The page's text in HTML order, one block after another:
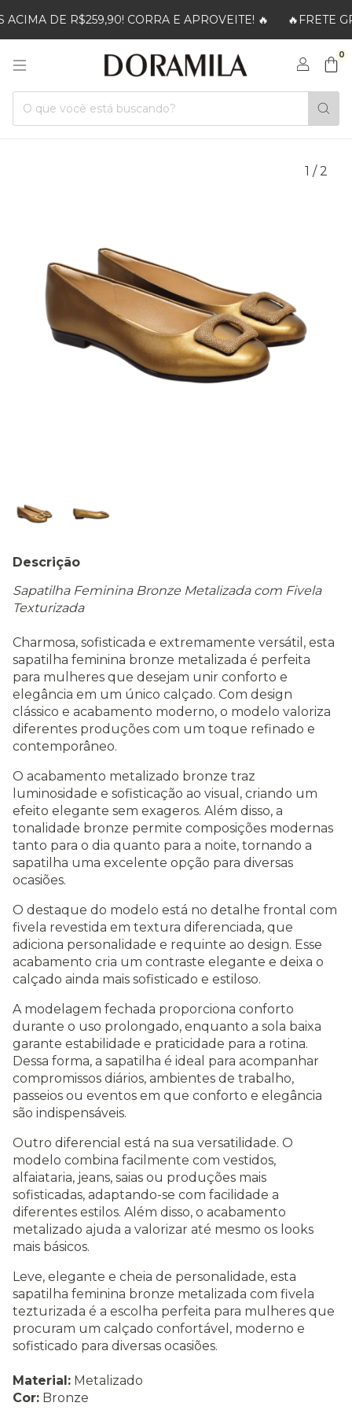
DE R$259,90! CORRA E APROVEITE! 🔥 🔥FRETE
0
1 / 2
Descrição
Sapatilha Feminina Bronze Metalizada com Fivela
Texturizada
Charmosa, sofisticada e extremamente versátil, esta
sapatilha feminina bronze metalizada é perfeita
para mulheres que desejam unir conforto e
elegância em um único calçado. Com design
clássico e acabamento moderno, o modelo valoriza
diferentes produções com um toque refinado e
contemporâneo.
O acabamento metalizado bronze traz
luminosidade e sofisticação ao visual, criando um
efeito elegante sem exageros. Além disso, a
tonalidade bronze permite composições modernas
tanto para o dia quanto para a noite, tornando a
sapatilha uma excelente opção para diversas
ocasiões.
O destaque do modelo está no detalhe frontal com
fivela revestida em textura diferenciada, que
adiciona personalidade e requinte ao design. Esse
acabamento cria um contraste elegante e deixa o
calçado ainda mais sofisticado e estiloso.
A modelagem fechada proporciona conforto
durante o uso prolongado, enquanto a sola baixa
garante estabilidade e praticidade para a rotina.
Dessa forma, a sapatilha é ideal para acompanhar
compromissos diários, ambientes de trabalho,
passeios ou eventos em que conforto e elegância
são indispensáveis.
Outro diferencial está na sua versatilidade. O
modelo combina facilmente com vestidos,
alfaiataria, jeans, saias ou produções mais
sofisticadas, adaptando-se com facilidade a
diferentes estilos. Além disso, o acabamento
metalizado ajuda a valorizar até mesmo os looks
mais básicos.
Leve, elegante e cheia de personalidade, esta
sapatilha feminina bronze metalizada com fivela
tezturizada é a escolha perfeita para mulheres que
procuram um calçado confortável, moderno e
sofisticado para diversas ocasiões.
Material: Metalizado
Cor: Bronze